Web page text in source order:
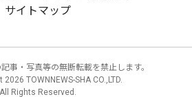
サイトマップ
事・写真等の無断転載を禁止します。
2026 TOWNNEWS-SHA CO.,LTD.
All Rights Reserved.